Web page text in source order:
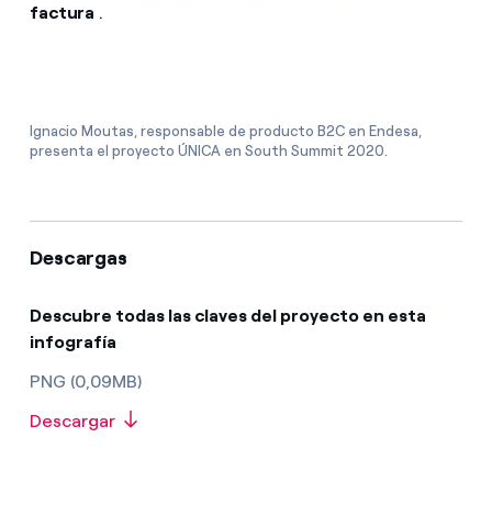
factura .
Ignacio Moutas, responsable de producto B2C en Endesa,
presenta el proyecto ÚNICA en South Summit 2020.
Descargas
Descubre todas las claves del proyecto en esta
infografía
PNG (0,09MB)
Descargar